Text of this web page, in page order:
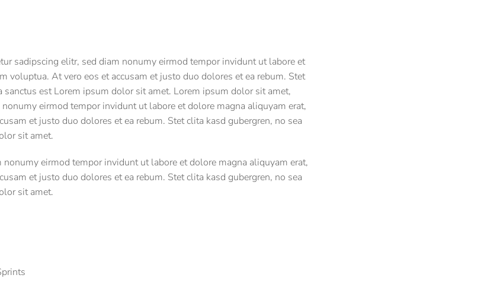
sadipscing elitr, sed diam nonumy eirmod tempor invidunt ut labore et
voluptua. At vero eos et accusam et justo duo dolores et ea rebum. Stet
sanctus est Lorem ipsum dolor sit amet. Lorem ipsum dolor sit amet,
eirmod tempor invidunt ut labore et dolore magna aliquyam erat,
et justo duo dolores et ea rebum. Stet clita kasd gubergren, no sea
sit amet.
eirmod tempor invidunt ut labore et dolore magna aliquyam erat,
et justo duo dolores et ea rebum. Stet clita kasd gubergren, no sea
sit amet.